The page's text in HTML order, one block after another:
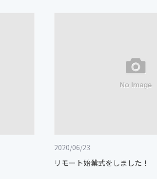
2020/06/23
リモート始業式をしました！